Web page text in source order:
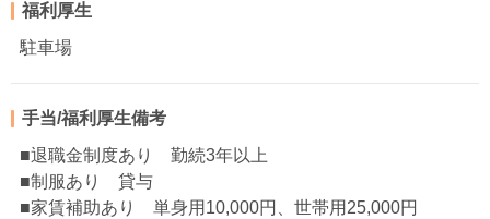
福利厚生
駐車場
手当/福利厚生備考
■退職金制度あり 勤続3年以上
■制服あり 貸与
■家賃補助あり 単身用10,000円、世帯用25,000円